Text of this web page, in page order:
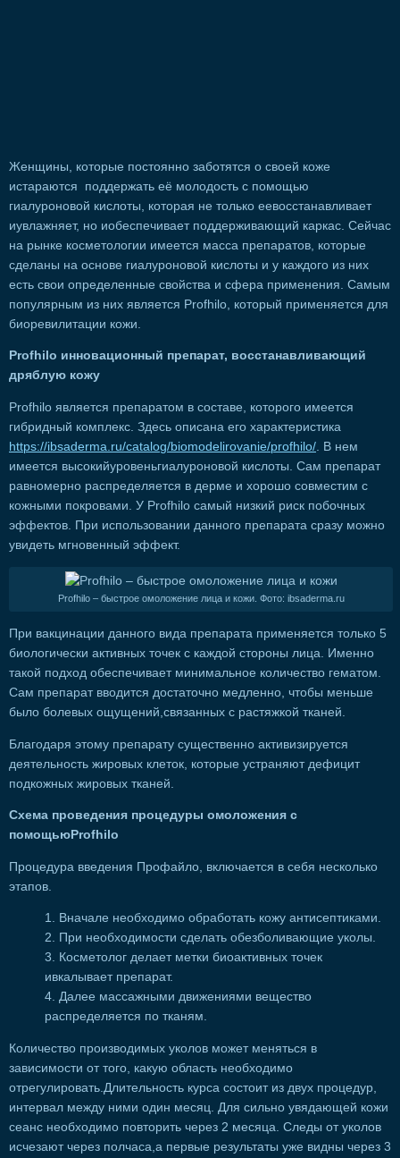
Женщины, которые постоянно заботятся о своей коже
истараются поддержать её молодость с помощью
гиалуроновой кислоты, которая не только еевосстанавливает
иувлажняет, но иобеспечивает поддерживающий каркас. Сейчас
на рынке косметологии имеется масса препаратов, которые
сделаны на основе гиалуроновой кислоты и у каждого из них
есть свои определенные свойства и сфера применения. Самым
популярным из них является Profhilo, который применяется для
биоревилитации кожи.
Profhilo инновационный препарат, восстанавливающий
дряблую кожу
Profhilo является препаратом в составе, которого имеется
гибридный комплекс. Здесь описана его характеристика
https://ibsaderma.ru/catalog/biomodelirovanie/profhilo/ . В нем
имеется высокийуровеньгиалуроновой кислоты. Сам препарат
равномерно распределяется в дерме и хорошо совместим с
кожными покровами. У Profhilo самый низкий риск побочных
эффектов. При использовании данного препарата сразу можно
увидеть мгновенный эффект.
Profhilo – быстрое омоложение лица и кожи. Фото: ibsaderma.ru
При вакцинации данного вида препарата применяется только 5
биологически активных точек с каждой стороны лица. Именно
такой подход обеспечивает минимальное количество гематом.
Сам препарат вводится достаточно медленно, чтобы меньше
было болевых ощущений,связанных с растяжкой тканей.
Благодаря этому препарату существенно активизируется
деятельность жировых клеток, которые устраняют дефицит
подкожных жировых тканей.
Схема проведения процедуры омоложения с
помощьюProfhilo
Процедура введения Профайло, включается в себя несколько
этапов.
Вначале необходимо обработать кожу антисептиками.
При необходимости сделать обезболивающие уколы.
Косметолог делает метки биоактивных точек
ивкалывает препарат.
Далее массажными движениями вещество
распределяется по тканям.
Количество производимых уколов может меняться в
зависимости от того, какую область необходимо
отрегулировать.Длительность курса состоит из двух процедур,
интервал между ними один месяц. Для сильно увядающей кожи
сеанс необходимо повторить через 2 месяца. Следы от уколов
исчезают через полчаса,а первые результаты уже видны через 3